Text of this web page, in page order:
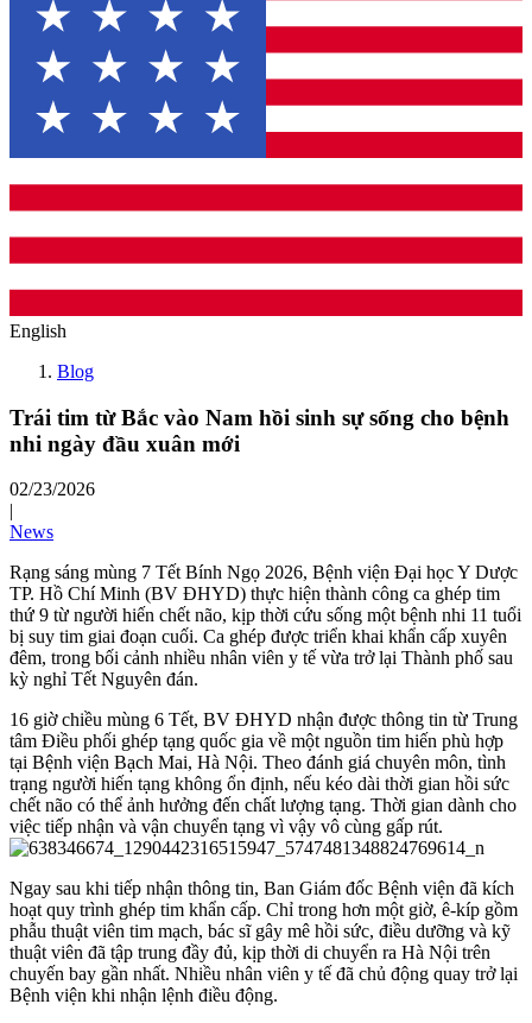
English
Blog
Trái tim từ Bắc vào Nam hồi sinh sự sống cho bệnh
nhi ngày đầu xuân mới
02/23/2026
|
News
Rạng sáng mùng 7 Tết Bính Ngọ 2026, Bệnh viện Đại học Y Dược
TP. Hồ Chí Minh (BV ĐHYD) thực hiện thành công ca ghép tim
thứ 9 từ người hiến chết não, kịp thời cứu sống một bệnh nhi 11 tuổi
bị suy tim giai đoạn cuối. Ca ghép được triển khai khẩn cấp xuyên
đêm, trong bối cảnh nhiều nhân viên y tế vừa trở lại Thành phố sau
kỳ nghỉ Tết Nguyên đán.
16 giờ chiều mùng 6 Tết, BV ĐHYD nhận được thông tin từ Trung
tâm Điều phối ghép tạng quốc gia về một nguồn tim hiến phù hợp
tại Bệnh viện Bạch Mai, Hà Nội. Theo đánh giá chuyên môn, tình
trạng người hiến tạng không ổn định, nếu kéo dài thời gian hồi sức
chết não có thể ảnh hưởng đến chất lượng tạng. Thời gian dành cho
việc tiếp nhận và vận chuyển tạng vì vậy vô cùng gấp rút.
Ngay sau khi tiếp nhận thông tin, Ban Giám đốc Bệnh viện đã kích
hoạt quy trình ghép tim khẩn cấp. Chỉ trong hơn một giờ, ê-kíp gồm
phẫu thuật viên tim mạch, bác sĩ gây mê hồi sức, điều dưỡng và kỹ
thuật viên đã tập trung đầy đủ, kịp thời di chuyển ra Hà Nội trên
chuyến bay gần nhất. Nhiều nhân viên y tế đã chủ động quay trở lại
Bệnh viện khi nhận lệnh điều động.